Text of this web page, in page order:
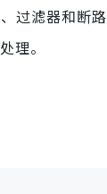
过滤器和断路
理。